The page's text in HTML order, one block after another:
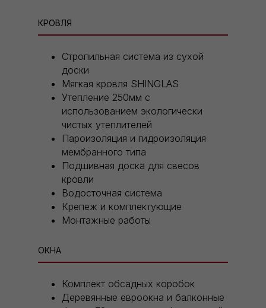
КРОВЛЯ
Стропильная система из сухой
доски
Мягкая кровля SHINGLAS
Утепление 250мм с
использованием экологически
чистых утеплителей
Пароизоляция и гидроизоляция
мембранного типа
Подшивная доска для свесов
кровли
Водосточная система
Крепеж и комплектующие
Монтажные работы
ОКНА
Комплект обсадных коробок
Деревянные евроокна и балконные